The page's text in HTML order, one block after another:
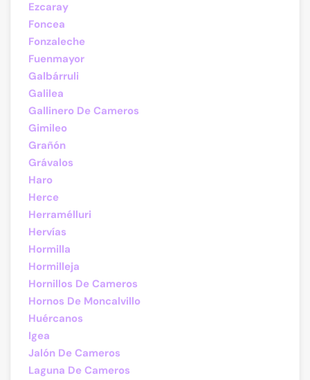
Ezcaray
Foncea
Fonzaleche
Fuenmayor
Galbárruli
Galilea
Gallinero De Cameros
Gimileo
Grañón
Grávalos
Haro
Herce
Herramélluri
Hervías
Hormilla
Hormilleja
Hornillos De Cameros
Hornos De Moncalvillo
Huércanos
Igea
Jalón De Cameros
Laguna De Cameros